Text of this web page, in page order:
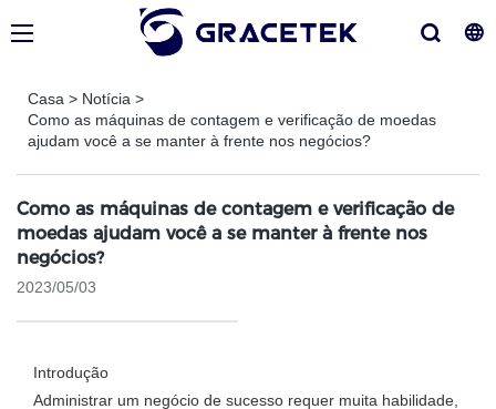
Casa > Notícia >
Como as máquinas de contagem e verificação de moedas
ajudam você a se manter à frente nos negócios?
Como as máquinas de contagem e verificação de
moedas ajudam você a se manter à frente nos
negócios?
2023/05/03
Introdução
Administrar um negócio de sucesso requer muita habilidade,